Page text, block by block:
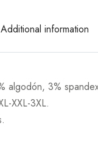
Additional information
algodón, 3%
XXL-3XL.